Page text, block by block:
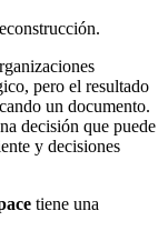
pero el resultado
un documento.
decisión que puede
y decisiones
tiene una